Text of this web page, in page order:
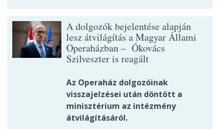
A dolgozók bejelentése alapján
lesz átvilágítás a Magyar Állami
Operaházban – Ókovács
Szilveszter is reagált
Az Operaház dolgozóinak
visszajelzései után döntött a
minisztérium az intézmény
átvilágításáról.